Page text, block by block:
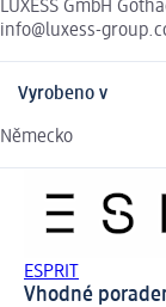
LUXESS GmbH
info@luxess-
Vyrobeno v
Německo
ESPRIT
Vhodné